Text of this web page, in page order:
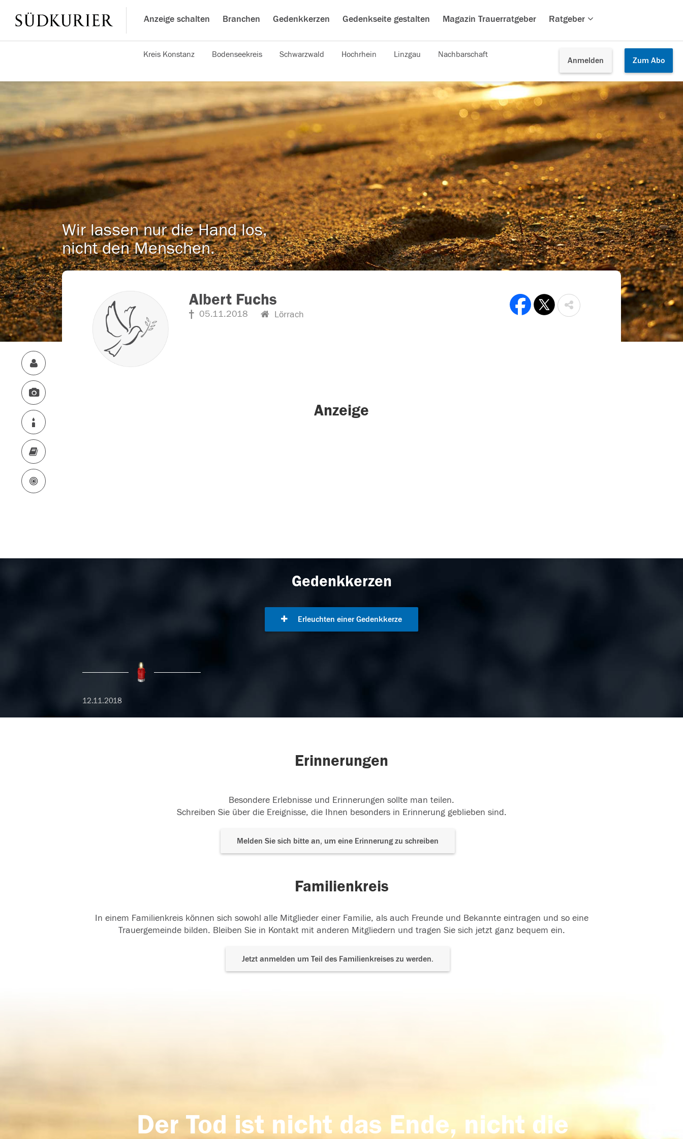
Anzeige schalten Branchen Gedenkkerzen Gedenkseite gestalten Magazin Trauerratgeber Ratgeber
Anmelden Zum Abo
Kreis Konstanz Bodenseekreis Schwarzwald Hochrhein Linzgau Nachbarschaft
Wir lassen nur die Hand los,
nicht den Menschen.
Albert Fuchs
05.11.2018 Lörrach
Anzeige
Gedenkkerzen
Erleuchten einer Gedenkkerze
12.11.2018
Erinnerungen
Besondere Erlebnisse und Erinnerungen sollte man teilen.
Schreiben Sie über die Ereignisse, die Ihnen besonders in Erinnerung geblieben sind.
Melden Sie sich bitte an, um eine Erinnerung zu schreiben
Familienkreis
In einem Familienkreis können sich sowohl alle Mitglieder einer Familie, als auch Freunde und Bekannte eintragen und so eine
Trauergemeinde bilden. Bleiben Sie in Kontakt mit anderen Mitgliedern und tragen Sie sich jetzt ganz bequem ein.
Jetzt anmelden um Teil des Familienkreises zu werden.
Der Tod ist nicht das Ende, nicht die